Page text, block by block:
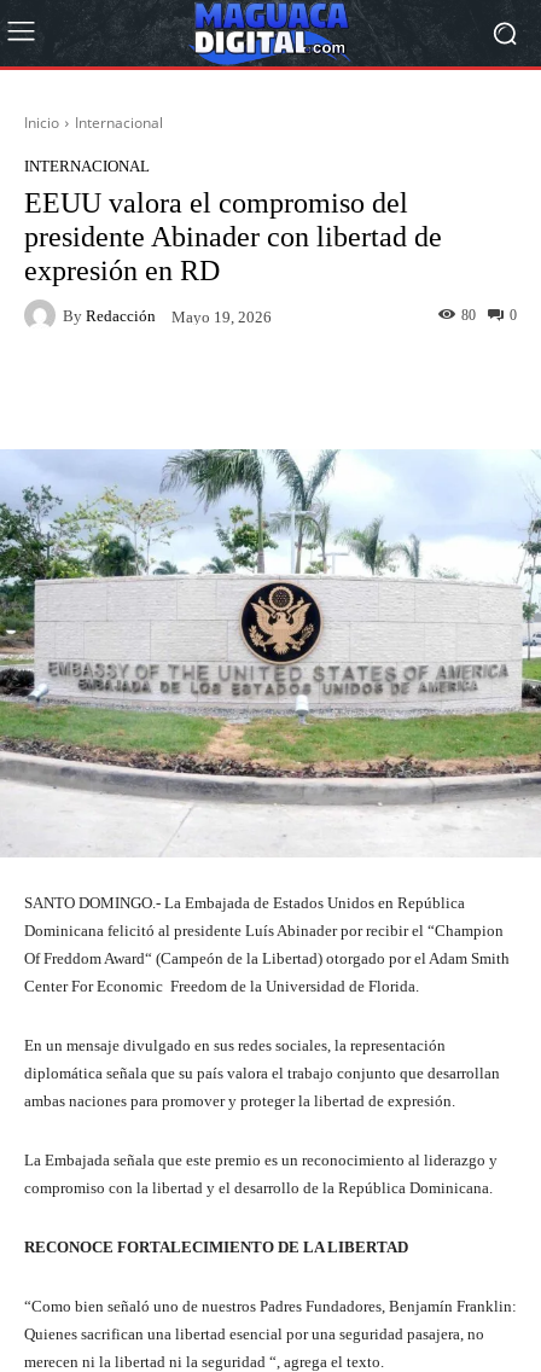
Inicio Internacional
INTERNACIONAL
EEUU valora el compromiso del
presidente Abinader con libertad de
expresión en RD
By Redacción Mayo 19, 2026 0
80
SANTO DOMINGO.- La Embajada de Estados Unidos en República
Dominicana felicitó al presidente Luís Abinader por recibir el “Champion
Of Freddom Award“ (Campeón de la Libertad) otorgado por el Adam Smith
Center For Economic Freedom de la Universidad de Florida.
En un mensaje divulgado en sus redes sociales, la representación
diplomática señala que su país valora el trabajo conjunto que desarrollan
ambas naciones para promover y proteger la libertad de expresión.
La Embajada señala que este premio es un reconocimiento al liderazgo y
compromiso con la libertad y el desarrollo de la República Dominicana.
RECONOCE FORTALECIMIENTO DE LA LIBERTAD
“Como bien señaló uno de nuestros Padres Fundadores, Benjamín Franklin:
Quienes sacrifican una libertad esencial por una seguridad pasajera, no
merecen ni la libertad ni la seguridad “, agrega el texto.